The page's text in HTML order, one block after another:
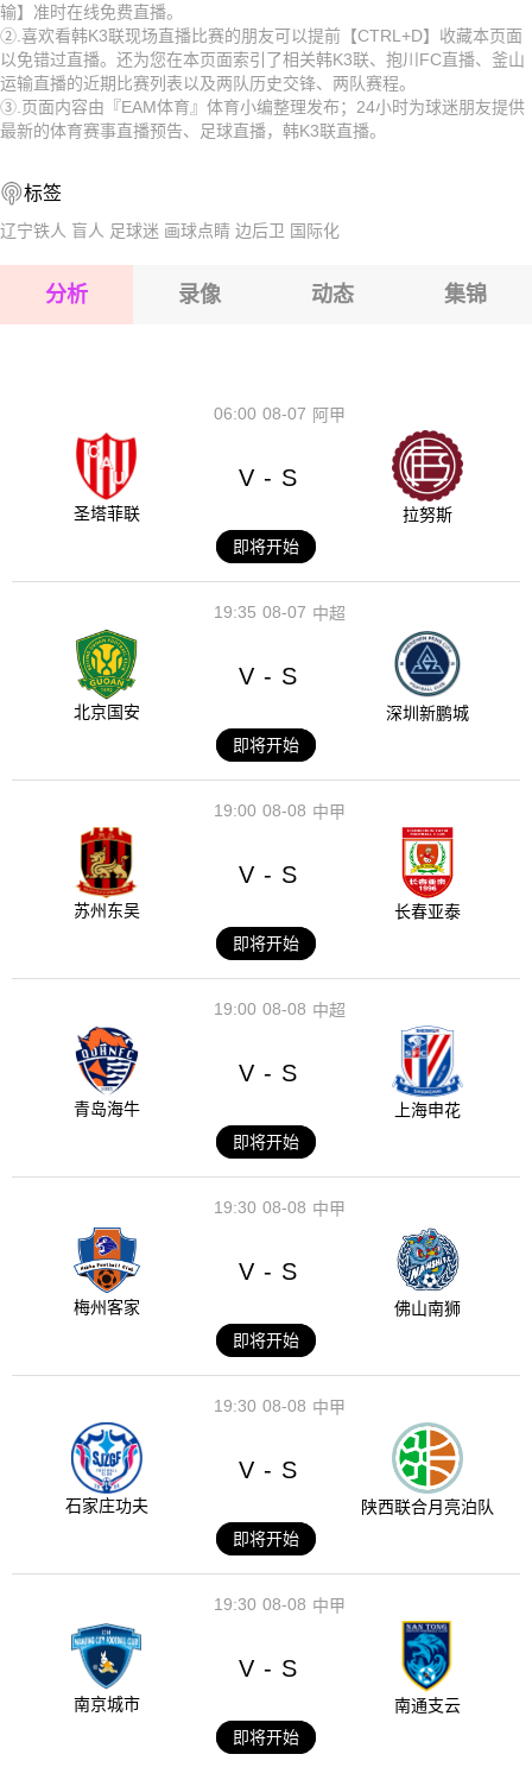
2026-08-15 【韩K3联】 抱川FCVS釜山运输
2026-08-15 【韩K3联】 抱川FCVS釜山运输
2026-08-15 【韩K3联】 抱川FCVS釜山运输
2026-08-15 【韩K3联】 抱川FCVS釜山运输
2026-08-15 【韩K3联】 抱川FCVS釜山运输
2026-08-15 【韩K3联】 抱川FCVS釜山运输
2026-08-15 【韩K3联】 抱川FCVS釜山运输
输】准时在线免费直播。
②.喜欢看韩K3联现场直播比赛的朋友可以提前【CTRL+D】收藏本页面
以免错过直播。还为您在本页面索引了相关韩K3联、抱川FC直播、釜山
运输直播的近期比赛列表以及两队历史交锋、两队赛程。
③.页面内容由『EAM体育』体育小编整理发布；24小时为球迷朋友提供
最新的体育赛事直播预告、足球直播，韩K3联直播。
标签
辽宁铁人 盲人 足球迷 画球点睛 边后卫 国际化
分析 录像 动态 集锦
08-07
06:00 阿甲
圣塔菲联
V - S
拉努斯
即将开始
08-07
19:35 中超
北京国安
V - S
深圳新鹏城
即将开始
08-08
19:00 中甲
苏州东吴
V - S
长春亚泰
即将开始
08-08
19:00 中超
青岛海牛
V - S
上海申花
即将开始
08-08
19:30 中甲
梅州客家
V - S
佛山南狮
即将开始
08-08
19:30 中甲
石家庄功夫
V - S
陕西联合月亮泊队
即将开始
08-08
19:30 中甲
南京城市
V - S
南通支云
即将开始